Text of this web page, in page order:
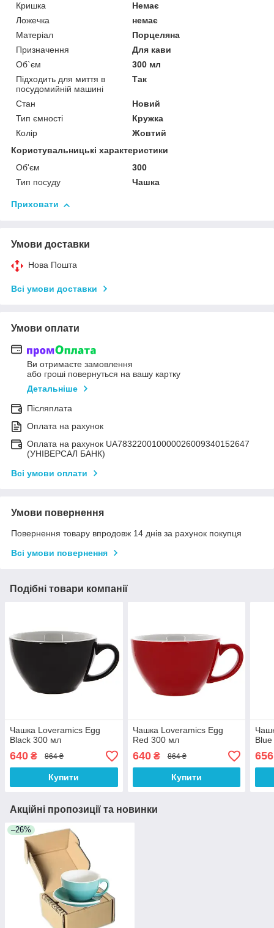
Кришка
Немає
Ложечка
немає
Матеріал
Порцеляна
Призначення
Для кави
Об`єм
300 мл
Підходить для миття в
посудомийній машині
Так
Стан
Новий
Тип ємності
Кружка
Колір
Жовтий
Користувальницькі характеристики
Об'єм
300
Тип посуду
Чашка
Приховати
Умови доставки
Нова Пошта
Всі умови доставки
Умови оплати
Ви отримаєте замовлення
або гроші повернуться на вашу картку
Детальніше
Післяплата
Оплата на рахунок
Оплата на рахунок UA783220010000026009340152647
(УНІВЕРСАЛ БАНК)
Всі умови оплати
Умови повернення
Повернення товару впродовж 14 днів за рахунок покупця
Всі умови повернення
Подібні товари компанії
Чашка Loveramics Egg
Black 300 мл
640 ₴ 864 ₴
Купити
Чашка Loveramics Egg
Red 300 мл
640₴ 864 ₴
Купити
656
Акційні пропозиції та новинки
–26%